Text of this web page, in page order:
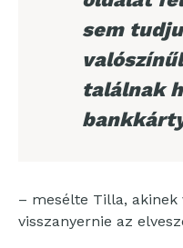
sem
találnak
– mesélte Tilla,
visszanyernie az